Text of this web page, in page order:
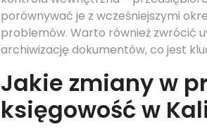
porównywać je z wcześniejszymi
problemów. Warto również zwrócić
archiwizację dokumentów, co jest
Jakie zmiany w
księgowość w